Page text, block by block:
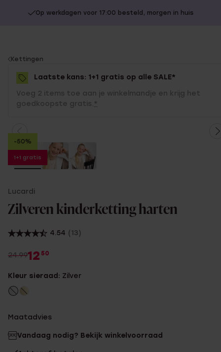
Op werkdagen voor 17:00 besteld, morgen in huis
You
are
here:
Kettingen
Laatste kans: 1+1 gratis op alle SALE*
Voeg 2 items toe aan je winkelmandje en krijg het
goedkoopste gratis. *
-50%
1+1 gratis
Lucardi
Zilveren kinderketting harten
4.54 (13)
24.9912 50
Kleur sieraad: Zilver
Maatadvies
Vandaag nodig? Bekijk winkelvoorraad